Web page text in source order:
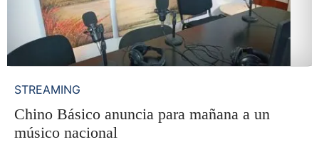
STREAMING
Chino Básico anuncia para mañana a un
músico nacional